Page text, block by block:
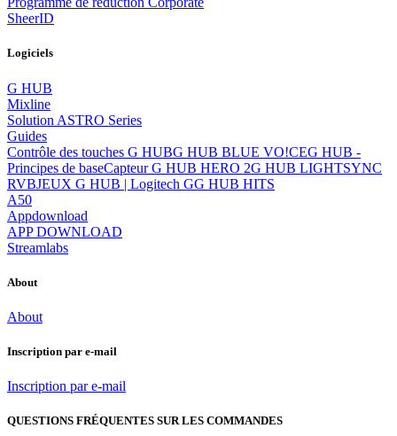
SheerID
Logiciels
G HUB
Mixline
Solution ASTRO Series
Guides
Contrôle des touches G HUBG HUB BLUE VO!CEG HUB -
Principes de baseCapteur G HUB HERO 2G HUB LIGHTSYNC
RVBJEUX G HUB | Logitech GG HUB HITS
A50
Appdownload
APP DOWNLOAD
Streamlabs
About
About
Inscription par e-mail
Inscription par e-mail
QUESTIONS FRÉQUENTES SUR LES COMMANDES